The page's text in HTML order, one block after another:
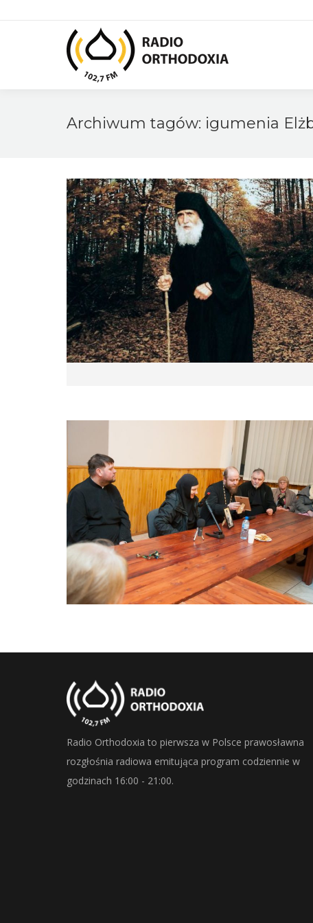
Archiwum tagów: igumenia
Radio Orthodoxia to pierwsza w Polsce prawosławna
rozgłośnia radiowa emitująca program codziennie w
godzinach 16:00 - 21:00.